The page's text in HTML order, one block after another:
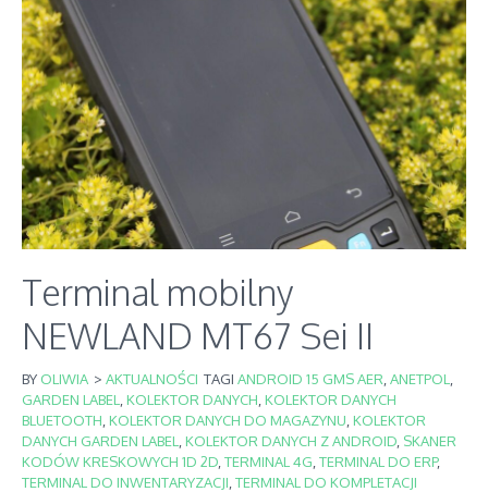
Terminal mobilny
NEWLAND MT67 Sei II
BY OLIWIA > AKTUALNOŚCI TAGI ANDROID 15 GMS AER ANETPOL
GARDEN LABEL
KOLEKTOR DANYCH KOLEKTOR DANYCH
BLUETOOTH KOLEKTOR DANYCH DO MAGAZYNU KOLEKTOR
DANYCH GARDEN LABEL
KOLEKTOR DANYCH Z ANDROID SKANER
KODÓW KRESKOWYCH 1D 2D TERMINAL 4G TERMINAL DO ERP,
TERMINAL DO INWENTARYZACJI TERMINAL DO KOMPLETACJI